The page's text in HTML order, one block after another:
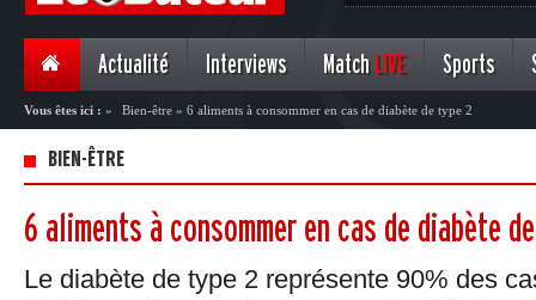
Actualité Interviews Match LIVE Sports
Vous êtes ici : » Bien-être » 6 aliments à consommer en cas de diabète de type 2
BIEN-ÊTRE
6 aliments à consommer en cas de diabète
Le diabète de type 2 représente 90% des